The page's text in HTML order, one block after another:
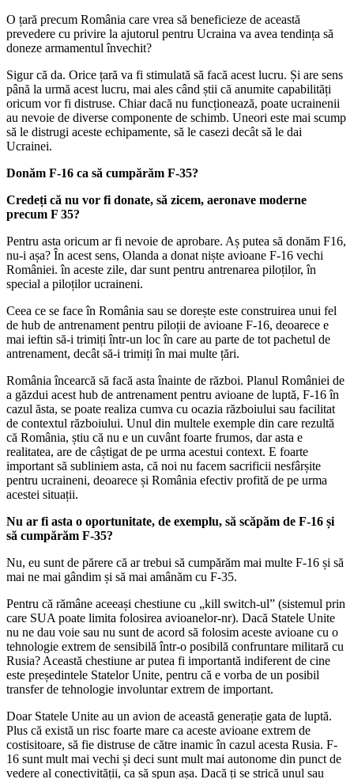
O țară precum România care vrea să beneficieze de această
prevedere cu privire la ajutorul pentru Ucraina va avea tendința să
doneze armamentul învechit?
Sigur că da. Orice țară va fi stimulată să facă acest lucru. Și are sens
până la urmă acest lucru, mai ales când știi că anumite capabilități
oricum vor fi distruse. Chiar dacă nu funcționează, poate ucrainenii
au nevoie de diverse componente de schimb. Uneori este mai scump
să le distrugi aceste echipamente, să le casezi decât să le dai
Ucrainei.
Donăm F-16 ca să cumpărăm F-35?
Credeți că nu vor fi donate, să zicem, aeronave moderne
precum F 35?
Pentru asta oricum ar fi nevoie de aprobare. Aș putea să donăm F16,
nu-i așa? În acest sens, Olanda a donat niște avioane F-16 vechi
României. în aceste zile, dar sunt pentru antrenarea piloților, în
special a piloților ucraineni.
Ceea ce se face în România sau se dorește este construirea unui fel
de hub de antrenament pentru piloții de avioane F-16, deoarece e
mai ieftin să-i trimiți într-un loc în care au parte de tot pachetul de
antrenament, decât să-i trimiți în mai multe țări.
România încearcă să facă asta înainte de război. Planul României de
a găzdui acest hub de antrenament pentru avioane de luptă, F-16 în
cazul ăsta, se poate realiza cumva cu ocazia războiului sau facilitat
de contextul războiului. Unul din multele exemple din care rezultă
că România, știu că nu e un cuvânt foarte frumos, dar asta e
realitatea, are de câștigat de pe urma acestui context. E foarte
important să subliniem asta, că noi nu facem sacrificii nesfârșite
pentru ucraineni, deoarece și România efectiv profită de pe urma
acestei situații.
Nu ar fi asta o oportunitate, de exemplu, să scăpăm de F-16 și
să cumpărăm F-35?
Nu, eu sunt de părere că ar trebui să cumpărăm mai multe F-16 și să
mai ne mai gândim și să mai amânăm cu F-35.
Pentru că rămâne aceeași chestiune cu „kill switch-ul” (sistemul prin
care SUA poate limita folosirea avioanelor-nr). Dacă Statele Unite
nu ne dau voie sau nu sunt de acord să folosim aceste avioane cu o
tehnologie extrem de sensibilă într-o posibilă confruntare militară cu
Rusia? Această chestiune ar putea fi importantă indiferent de cine
este președintele Statelor Unite, pentru că e vorba de un posibil
transfer de tehnologie involuntar extrem de important.
Doar Statele Unite au un avion de această generație gata de luptă.
Plus că există un risc foarte mare ca aceste avioane extrem de
costisitoare, să fie distruse de către inamic în cazul acesta Rusia. F-
16 sunt mult mai vechi și deci sunt mult mai autonome din punct de
vedere al conectivității, ca să spun așa. Dacă ți se strică unul sau